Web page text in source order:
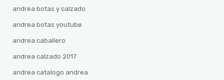
andrea botas y calzado
andrea botas youtube
andrea caballero
andrea calzado 2017
andrea catalogo andrea